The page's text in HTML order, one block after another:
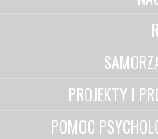
PROJEKTY I
POMOC